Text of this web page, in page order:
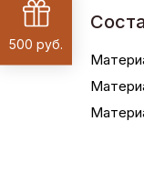
500 руб.